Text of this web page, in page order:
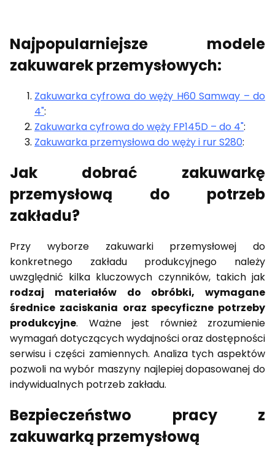
Najpopularniejsze modele
zakuwarek przemysłowych:
Zakuwarka cyfrowa do węży H60 Samway – do
4":
Zakuwarka cyfrowa do węży FP145D – do 4":
Zakuwarka przemysłowa do węży i rur S280:
Jak dobrać zakuwarkę
przemysłową do potrzeb
zakładu?
Przy wyborze zakuwarki przemysłowej do
konkretnego zakładu produkcyjnego należy
uwzględnić kilka kluczowych czynników, takich jak
rodzaj materiałów do obróbki, wymagane
średnice zaciskania oraz specyficzne potrzeby
produkcyjne. Ważne jest również zrozumienie
wymagań dotyczących wydajności oraz dostępności
serwisu i części zamiennych. Analiza tych aspektów
pozwoli na wybór maszyny najlepiej dopasowanej do
indywidualnych potrzeb zakładu.
Bezpieczeństwo pracy z
zakuwarką przemysłową